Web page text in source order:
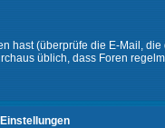
(überprüfe die E-Mail,
üblich, dass Foren